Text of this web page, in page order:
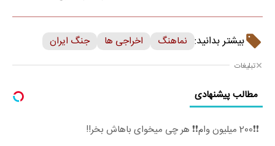
بیشتر بدانید: نماهنگ اخراجی ها جنگ ایران
تبلیغات
مطالب پیشنهادی
❗❗200 میلیون وام❗❗ هر چی میخوای باهاش بخر!!